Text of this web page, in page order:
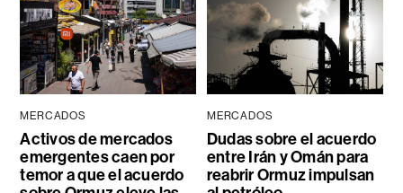
MERCADOS
Activos de mercados
emergentes caen por
temor a que el acuerdo
MERCADOS
Dudas sobre el acuerdo
entre Irán y Omán para
reabrir Ormuz impulsan